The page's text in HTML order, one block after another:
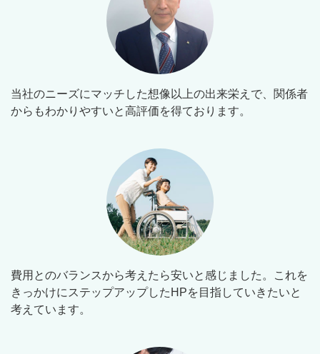
当社のニーズにマッチした想像以上の出来栄えで、関係者
からもわかりやすいと高評価を得ております。
費用とのバランスから考えたら安いと感じました。これを
きっかけにステップアップしたHPを目指していきたいと
考えています。